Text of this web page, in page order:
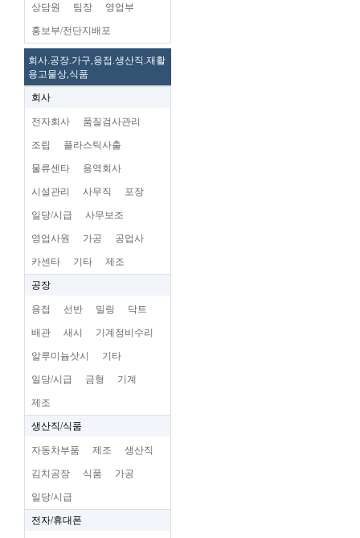
상담원 팀장 영업부
홍보부/전단지배포
회사.공장.가구,용접.생산직.재활
용고물상,식품
회사
전자회사 품질검사관리
조립 플라스틱사출
물류센타 용역회사
시설관리 사무직 포장
일당/시급 사무보조
영업사원 가공 공업사
카센타 기타 제조
공장
용접 선반 밀링 닥트
배관 새시 기계정비수리
알루미늄삿시 기타
일당/시급 금형 기계
제조
생산직/식품
자동차부품 제조 생산직
김치공장 식품 가공
일당/시급
전자/휴대폰